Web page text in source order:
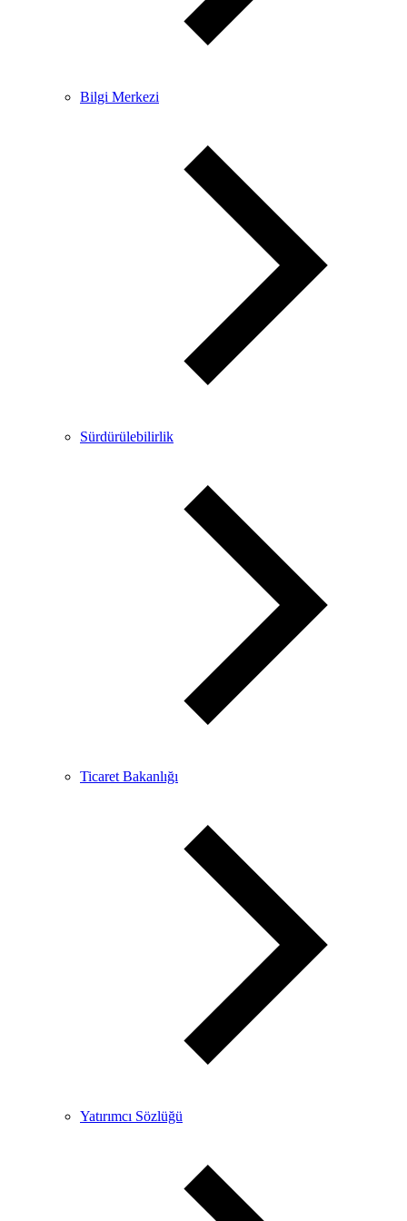
Bilgi Merkezi
Sürdürülebilirlik
Ticaret Bakanlığı
Yatırımcı Sözlüğü